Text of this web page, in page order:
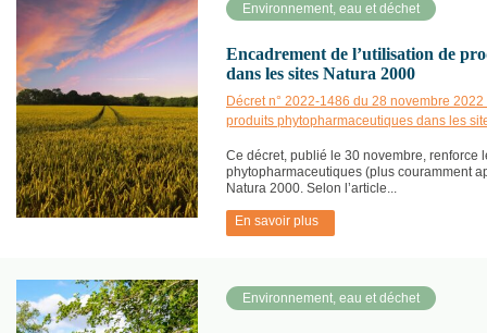
Environnement, eau et déchet
Encadrement de l’utilisation de
dans les sites Natura 2000
Décret n° 2022-1486 du 28 novembre
produits phytopharmaceutiques dans les
Ce décret, publié le 30 novembre, renforce
phytopharmaceutiques (plus couramment
Natura 2000. Selon l’article...
En savoir plus
Environnement, eau et déchet